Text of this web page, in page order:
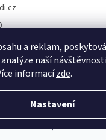
a reklam,
naší
informacízde.
Nastavení
VNÁŘADÍ. Všechna práva